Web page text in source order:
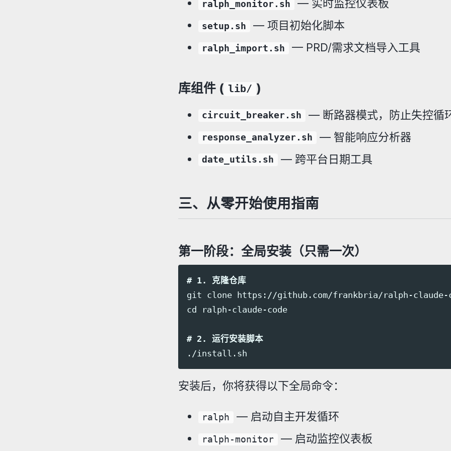
ralph_monitor.sh — 实时监控仪表板
setup.sh — 项目初始化脚本
ralph_import.sh — PRD/需求文档导入工具
库组件 ( lib/ )
circuit_breaker.sh — 断路器模式，防止失控循
response_analyzer.sh — 智能响应分析器
date_utils.sh — 跨平台日期工具
三、从零开始使用指南
第一阶段：全局安装（只需一次）
# 1. 克隆仓库
git clone https://github.com/frankbria/ralph-claude-
cd ralph-claude-code
# 2. 运行安装脚本
安装后，你将获得以下全局命令：
ralph — 启动自主开发循环
ralph-monitor — 启动监控仪表板